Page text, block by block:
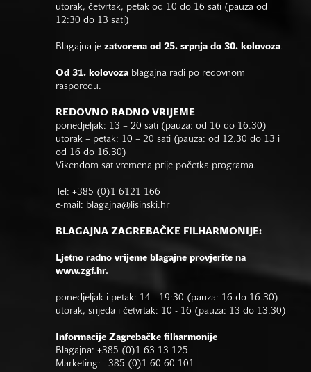
utorak, četvrtak, petak od 10 do 16 sati (pauza od
12:30 do 13 sati)
Blagajna je zatvorena od 25. srpnja do 30. kolovoza.
Od 31. kolovoza blagajna radi po redovnom
rasporedu.
REDOVNO RADNO VRIJEME
ponedjeljak: 13 – 20 sati (pauza: od 16 do 16.30)
utorak – petak: 10 – 20 sati (pauza: od 12.30 do 13 i
od 16 do 16.30)
Vikendom sat vremena prije početka programa.
Tel: +385 (0)1 6121 166
e-mail: blagajna@lisinski.hr
BLAGAJNA ZAGREBAČKE FILHARMONIJE:
Ljetno radno vrijeme blagajne provjerite na
www.zgf.hr.
ponedjeljak i petak: 14 - 19:30 (pauza: 16 do 16.30)
utorak, srijeda i četvrtak: 10 - 16 (pauza: 13 do 13.30)
Informacije Zagrebačke filharmonije
Blagajna: +385 (0)1 63 13 125
Marketing: +385 (0)1 60 60 101